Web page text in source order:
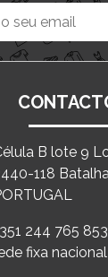
B lote 9
118 Batalha
244 765
fixa nacional